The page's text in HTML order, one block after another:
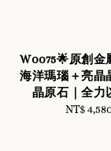
W0075🌟原創金
海洋瑪瑙＋亮晶
晶原石｜全力
NT$